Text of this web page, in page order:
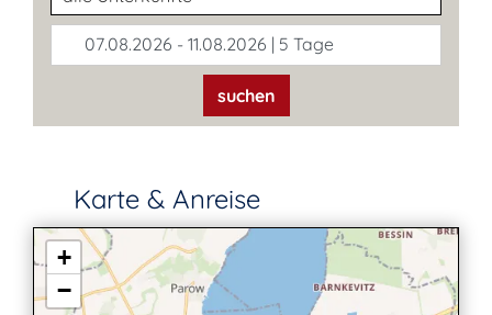
07.08.2026 - 11.08.2026 | 5 Tage
suchen
Karte & Anreise
+
−